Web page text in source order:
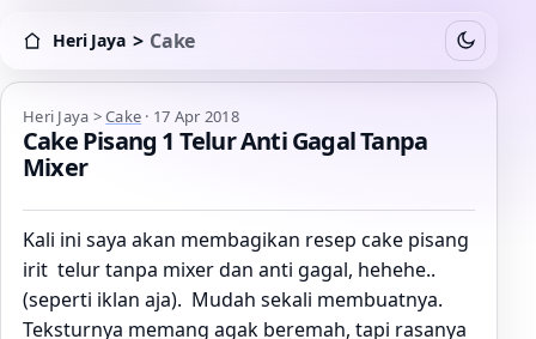
Heri Jaya > Cake
Heri Jaya > Cake Switch to
Heri Jaya >Cake · 17 Apr 2018
Cake Pisang 1 Telur Anti Gagal Tanpa
Mixer
Kali ini saya akan membagikan resep cake pisang
irit telur tanpa mixer dan anti gagal, hehehe..
(seperti iklan aja). Mudah sekali membuatnya.
Teksturnya memang agak beremah, tapi rasanya